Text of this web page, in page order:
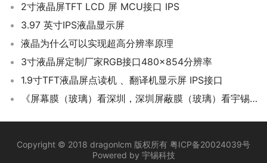
2寸液晶屏TFT LCD 屏 MCU接口 IPS
3.97 英寸IPS液晶显示屏
液晶为什么可以实现超高分辨率原理
3寸液晶屏定制厂家RGB接口480×854分辨率
1.9寸TFT液晶屏点读机 、翻译机显示屏 IPS接口
《屏幕膜（玻璃）看深圳，深圳屏蔽膜（玻璃）看宇锡》
Copyright © 2018 dragonlcm 版权所有 粤ICP备20024039号
Powered by 宇锡科技